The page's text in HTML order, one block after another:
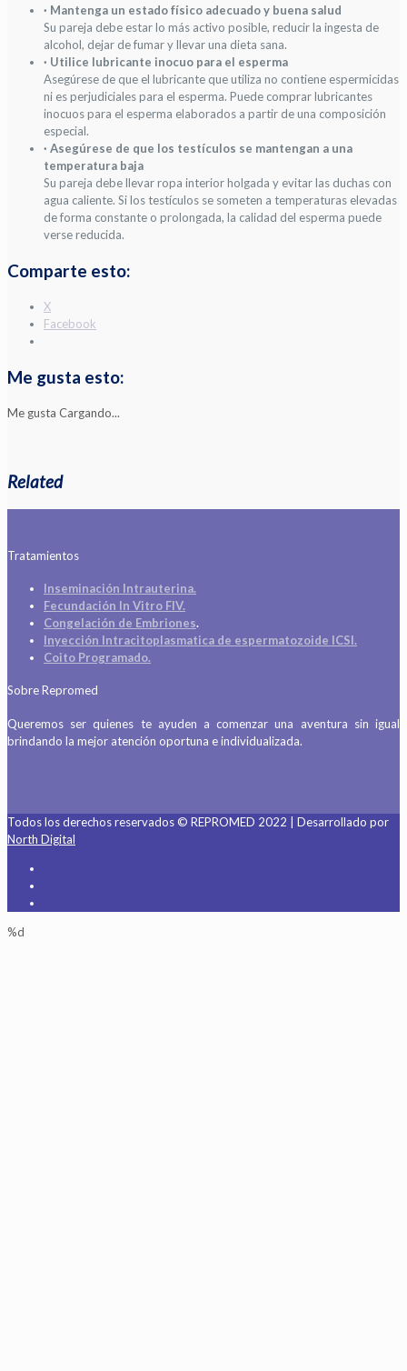
· Mantenga un estado físico adecuado y buena salud
Su pareja debe estar lo más activo posible, reducir la ingesta de
alcohol, dejar de fumar y llevar una dieta sana.
· Utilice lubricante inocuo para el esperma
Asegúrese de que el lubricante que utiliza no contiene espermicidas
ni es perjudiciales para el esperma. Puede comprar lubricantes
inocuos para el esperma elaborados a partir de una composición
especial.
· Asegúrese de que los testículos se mantengan a una
temperatura baja
Su pareja debe llevar ropa interior holgada y evitar las duchas con
agua caliente. Si los testículos se someten a temperaturas elevadas
de forma constante o prolongada, la calidad del esperma puede
verse reducida.
Comparte esto:
X
Facebook
Me gusta esto:
Me gusta Cargando...
Related
Tratamientos
Inseminación Intrauterina.
Fecundación In Vitro FIV.
Congelación de Embriones.
Inyección Intracitoplasmatica de espermatozoide ICSI.
Coito Programado.
Sobre Repromed
Queremos ser quienes te ayuden a comenzar una aventura sin igual
brindando la mejor atención oportuna e individualizada.
Todos los derechos reservados © REPROMED 2022 | Desarrollado por
North Digital
%d